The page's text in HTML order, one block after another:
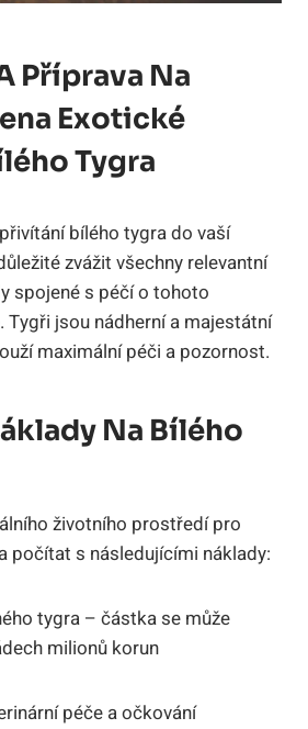
Příprava Na
Exotické
Tygra
bílého tygra do vaší
zvážit všechny relevantní
spojené s péčí o tohoto
Tygři jsou nádherní a majestátní
maximální péči a​ pozornost.
Na Bílého
životního prostředí pro
počítat s následujícími náklady:
tygra –⁣ částka se může
milionů ⁣korun
péče a očkování